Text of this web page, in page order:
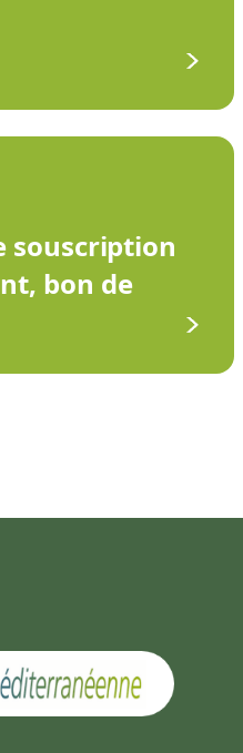
souscription
bon de